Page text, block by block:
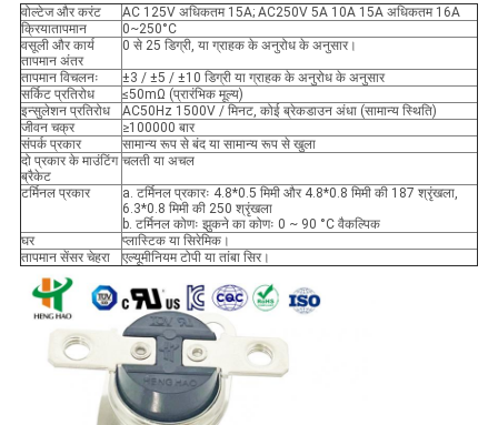
वोल्टेज और करंट
AC 125V अधिकतम 15A; AC250V 5A 10A 15A अधिकतम 16A
क्रियातापमान
0~250°C
वसूली और कार्य
तापमान अंतर
0 से 25 डिग्री, या ग्राहक के अनुरोध के अनुसार।
तापमान विचलनः
±3 / ±5 / ±10 डिग्री या ग्राहक के अनुरोध के अनुसार
सर्किट प्रतिरोध
≤50mΩ (प्रारंभिक मूल्य)
इन्सुलेशन प्रतिरोध
AC50Hz 1500V / मिनट, कोई ब्रेकडाउन अंधा (सामान्य स्थिति)
जीवन चक्र
≥100000 बार
संपर्क प्रकार
सामान्य रूप से बंद या सामान्य रूप से खुला
दो प्रकार के माउंटिंग
ब्रैकेट
चलती या अचल
टर्मिनल प्रकार
a. टर्मिनल प्रकारः 4.8*0.5 मिमी और 4.8*0.8 मिमी की 187 श्रृंखला,
6.3*0.8 मिमी की 250 श्रृंखला
b. टर्मिनल कोणः झुकने का कोणः 0 ~ 90 °C वैकल्पिक
घर
प्लास्टिक या सिरेमिक।
तापमान सेंसर चेहरा
एल्यूमीनियम टोपी या तांबा सिर।